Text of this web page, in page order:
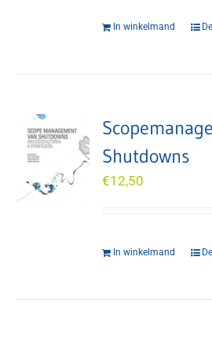
In winkelmand
Shutdowns
€12,50
In winkelmand